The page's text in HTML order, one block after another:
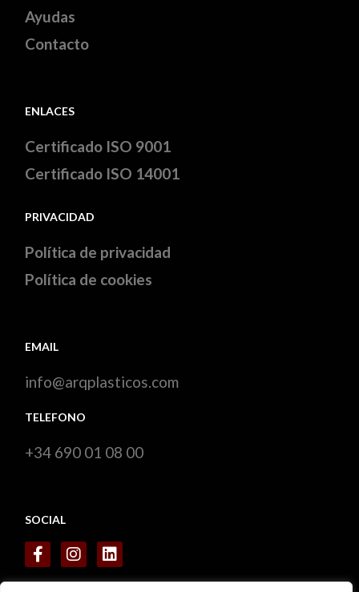
Ayudas
Contacto
ENLACES
Certificado ISO 9001
Certificado ISO 14001
PRIVACIDAD
Política de privacidad
Política de cookies
EMAIL
info@arqplasticos.com
TELEFONO
+34 690 01 08 00
SOCIAL